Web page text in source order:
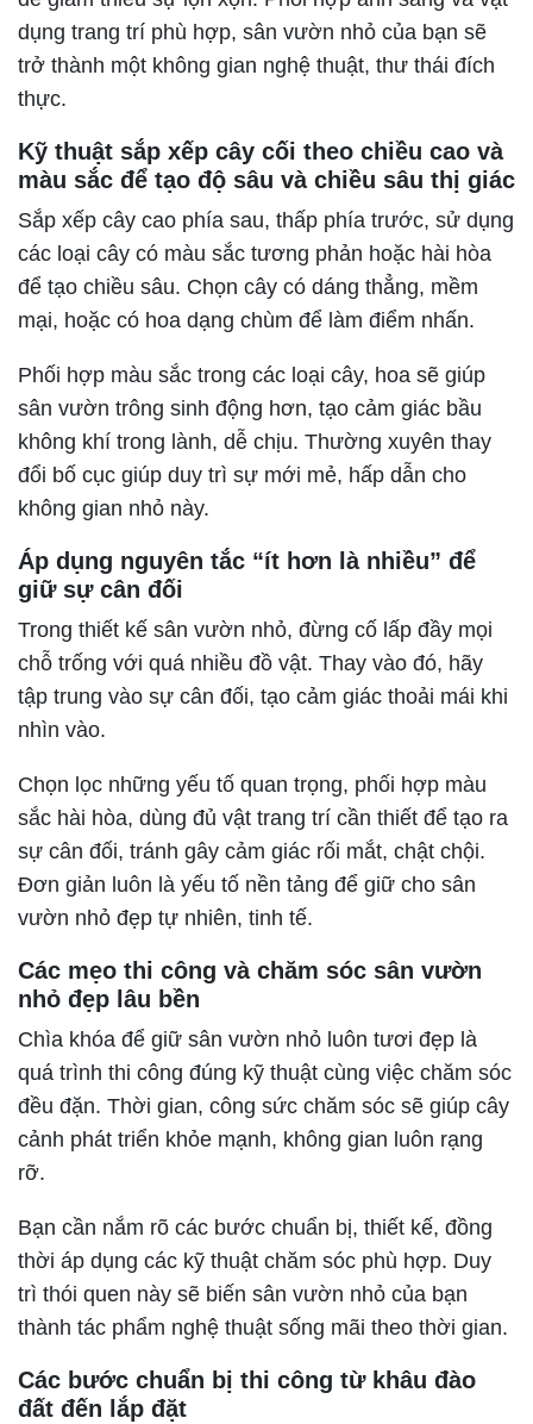
dụng trang trí phù hợp, sân vườn nhỏ của bạn sẽ
trở thành một không gian nghệ thuật, thư thái đích
thực.
Kỹ thuật sắp xếp cây cối theo chiều cao và
màu sắc để tạo độ sâu và chiều sâu thị giác
Sắp xếp cây cao phía sau, thấp phía trước, sử dụng
các loại cây có màu sắc tương phản hoặc hài hòa
để tạo chiều sâu. Chọn cây có dáng thẳng, mềm
mại, hoặc có hoa dạng chùm để làm điểm nhấn.
Phối hợp màu sắc trong các loại cây, hoa sẽ giúp
sân vườn trông sinh động hơn, tạo cảm giác bầu
không khí trong lành, dễ chịu. Thường xuyên thay
đổi bố cục giúp duy trì sự mới mẻ, hấp dẫn cho
không gian nhỏ này.
Áp dụng nguyên tắc “ít hơn là nhiều” để
giữ sự cân đối
Trong thiết kế sân vườn nhỏ, đừng cố lấp đầy mọi
chỗ trống với quá nhiều đồ vật. Thay vào đó, hãy
tập trung vào sự cân đối, tạo cảm giác thoải mái khi
nhìn vào.
Chọn lọc những yếu tố quan trọng, phối hợp màu
sắc hài hòa, dùng đủ vật trang trí cần thiết để tạo ra
sự cân đối, tránh gây cảm giác rối mắt, chật chội.
Đơn giản luôn là yếu tố nền tảng để giữ cho sân
vườn nhỏ đẹp tự nhiên, tinh tế.
Các mẹo thi công và chăm sóc sân vườn
nhỏ đẹp lâu bền
Chìa khóa để giữ sân vườn nhỏ luôn tươi đẹp là
quá trình thi công đúng kỹ thuật cùng việc chăm sóc
đều đặn. Thời gian, công sức chăm sóc sẽ giúp cây
cảnh phát triển khỏe mạnh, không gian luôn rạng
rỡ.
Bạn cần nắm rõ các bước chuẩn bị, thiết kế, đồng
thời áp dụng các kỹ thuật chăm sóc phù hợp. Duy
trì thói quen này sẽ biến sân vườn nhỏ của bạn
thành tác phẩm nghệ thuật sống mãi theo thời gian.
Các bước chuẩn bị thi công từ khâu đào
đất đến lắp đặt